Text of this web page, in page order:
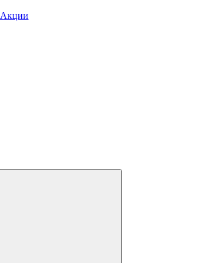
Акции